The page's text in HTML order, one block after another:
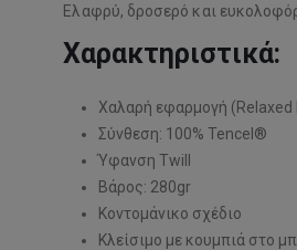
Ελαφρύ, δροσερό και
Χαρακτηριστικά:
Χαλαρή εφαρμογή (Relaxed
Σύνθεση: 100% Tencel®
Ύφανση Twill
Βάρος: 280gr
Κοντομάνικο σχέδιο
Κλείσιμο με κουμπιά στο